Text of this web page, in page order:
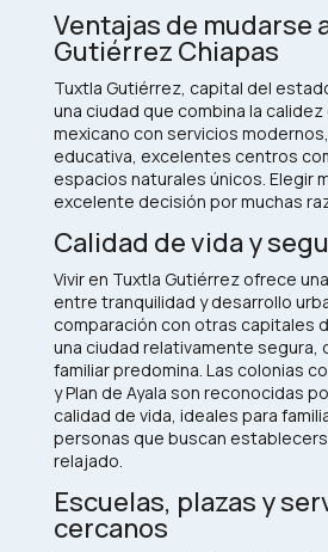
Ventajas de mudarse
Gutiérrez Chiapas
Tuxtla Gutiérrez, capital del
una ciudad que combina la
mexicano con servicios
educativa, excelentes centros
espacios naturales únicos. Elegir
excelente decisión por muchas
Calidad de vida y
Vivir en Tuxtla Gutiérrez ofrece
entre tranquilidad y desarrollo
comparación con otras capitales
una ciudad relativamente segura,
familiar predomina. Las colonias
y Plan de Ayala son reconocidas
calidad de vida, ideales para
personas que buscan
relajado.
Escuelas, plazas y
cercanos